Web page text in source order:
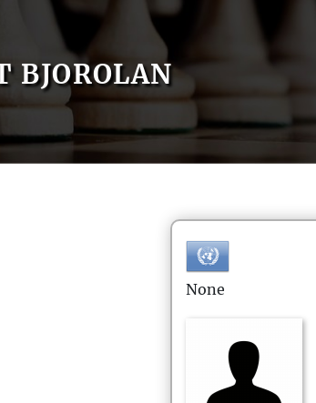
BJOROLAN
None